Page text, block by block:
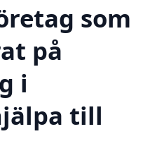
som
på
i
till